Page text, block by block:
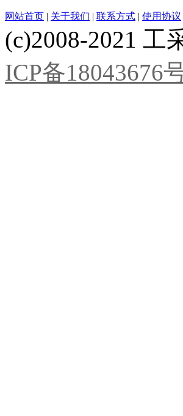
网站首页 | 关于我们 | 联系方式 | 使用协议
(c)2008-2021 工
ICP备18043676